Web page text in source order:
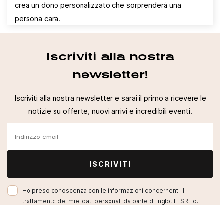
crea un dono personalizzato che sorprenderà una
persona cara.
Iscriviti alla nostra
newsletter!
Iscriviti alla nostra newsletter e sarai il primo a ricevere le
notizie su offerte, nuovi arrivi e incredibili eventi.
ISCRIVITI
Ho preso conoscenza con le informazioni concernenti il
trattamento dei miei dati personali da parte di Inglot IT SRL o.
Accedi
Devi essere loggato per salvare prodotti nella tua
lista dei desideri.
Annulla Accedi